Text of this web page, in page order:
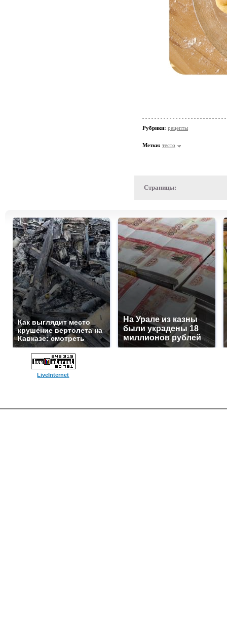
Рубрики: рецепты
Метки: тесто
Страницы:
Как выглядит место
крушение вертолета на
Кавказе: смотреть
На Урале из казны
были украдены 18
миллионов рублей
LiveInternet